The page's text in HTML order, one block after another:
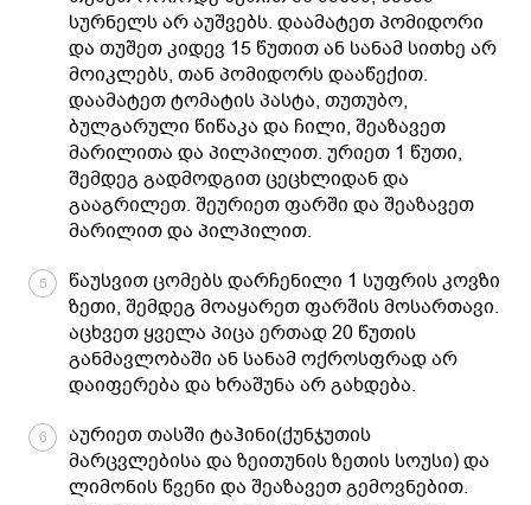
სურნელს არ აუშვებს. დაამატეთ პომიდორი
და თუშეთ კიდევ 15 წუთით ან სანამ სითხე არ
მოიკლებს, თან პომიდორს დააწექით.
დაამატეთ ტომატის პასტა, თუთუბო,
ბულგარული წიწაკა და ჩილი, შეაზავეთ
მარილითა და პილპილით. ურიეთ 1 წუთი,
შემდეგ გადმოდგით ცეცხლიდან და
გააგრილეთ. შეურიეთ ფარში და შეაზავეთ
მარილით და პილპილით.
5
წაუსვით ცომებს დარჩენილი 1 სუფრის კოვზი
ზეთი, შემდეგ მოაყარეთ ფარშის მოსართავი.
აცხვეთ ყველა პიცა ერთად 20 წუთის
განმავლობაში ან სანამ ოქროსფრად არ
დაიფერება და ხრაშუნა არ გახდება.
6
აურიეთ თასში ტაჰინი(ქუნჯუთის
მარცვლებისა და ზეითუნის ზეთის სოუსი) და
ლიმონის წვენი და შეაზავეთ გემოვნებით.